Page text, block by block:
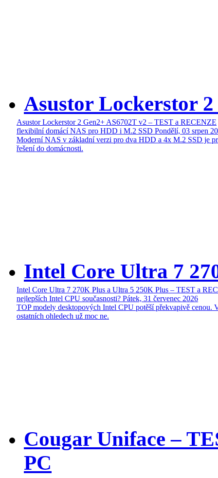
Asustor Lockerstor
Asustor Lockerstor 2 Gen2+ AS6702T v2 – TEST a RECENZE
flexibilní domácí NAS pro HDD i M.2 SSD Pondělí, 03 srpen
Moderní NAS v základní verzi pro dva HDD a 4x M.2 SSD je
řešení do domácnosti.
Intel Core Ultra 7
Intel Core Ultra 7 270K Plus a Ultra 5 250K Plus – TEST a
nejlepších Intel CPU současnosti? Pátek, 31 červenec 2026
TOP modely desktopových Intel CPU potěší překvapivě cenou.
ostatních ohledech už moc ne.
Cougar Uniface –
PC